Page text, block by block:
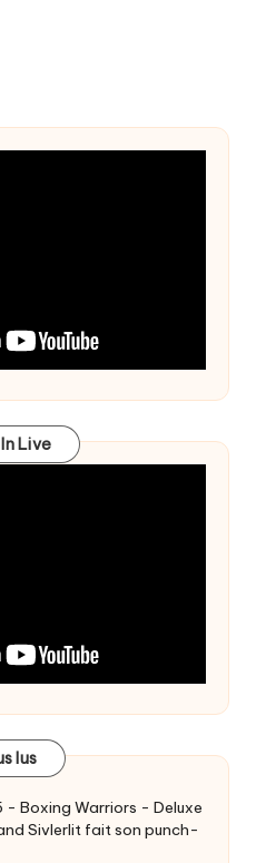
Live
lus
- Boxing Warriors - Deluxe
Sivlerlit fait son punch-